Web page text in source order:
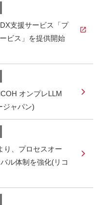
支援サービス「プ
ビス」を提供開始
オンプレLLM
ジャパン)
り、プロセスオー
ル体制を強化(リコ